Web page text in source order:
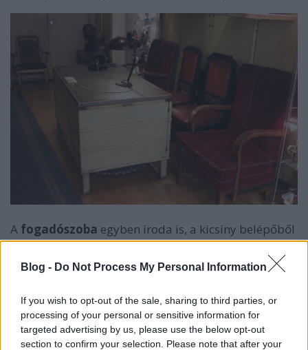
Blog - Do Not Process My Personal Information
If you wish to opt-out of the sale, sharing to third parties, or
processing of your personal or sensitive information for
targeted advertising by us, please use the below opt-out
section to confirm your selection. Please note that after your
A fogadószoba egyben iroda is, a kicsiny belépőből
ide érkeznek a páciensek. Itt fogadja őket a titkárnő.
Két kis fülke nyílik fogadószobából: a ruhatár és egy
mosdó kézmosóval, tükörrel, ahol a vendégek a
a két fülke fogja közre a várószoba ajtaját. Érdemes
megfigyelni a falakon a magas minőségű cseh
márványüveg felületeket is.